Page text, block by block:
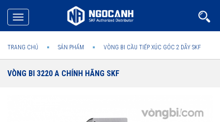
Toggle
navigation
TRANG CHỦ SẢN PHẨM VÒNG BI CẦU TIẾP XÚC GÓC 2 DÃY SKF
VÒNG BI 3220 A CHÍNH HÃNG SKF